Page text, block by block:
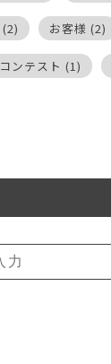
(2) お客様 (2)
コンテスト (1)